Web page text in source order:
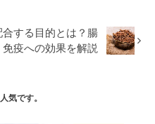
する目的とは？腸
免疫への効果を解説
気です。